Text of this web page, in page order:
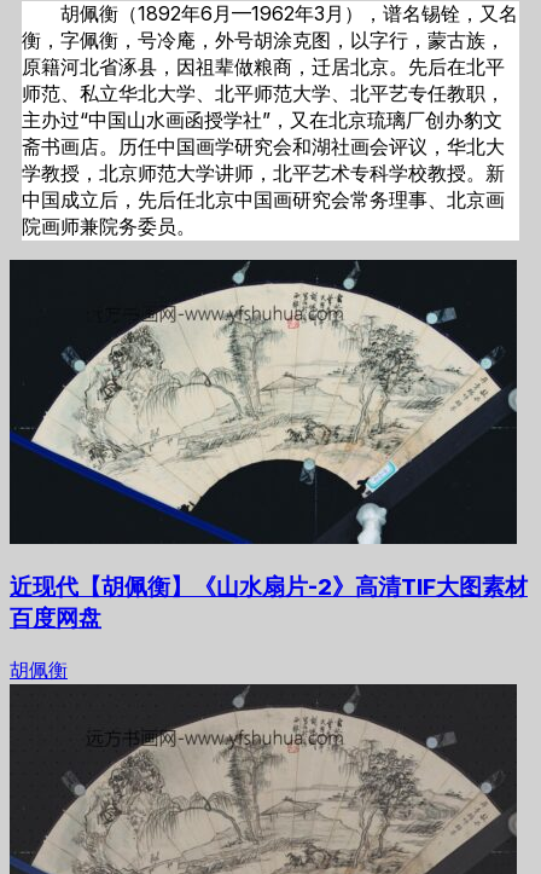
胡佩衡（1892年6月—1962年3月），谱名锡铨，又名
衡，字佩衡，号冷庵，外号胡涂克图，以字行，蒙古族，
原籍河北省涿县，因祖辈做粮商，迁居北京。先后在北平
师范、私立华北大学、北平师范大学、北平艺专任教职，
主办过“中国山水画函授学社”，又在北京琉璃厂创办豹文
斋书画店。历任中国画学研究会和湖社画会评议，华北大
学教授，北京师范大学讲师，北平艺术专科学校教授。新
中国成立后，先后任北京中国画研究会常务理事、北京画
院画师兼院务委员。
近现代【胡佩衡】《山水扇片-2》高清TIF大图素材
百度网盘
胡佩衡